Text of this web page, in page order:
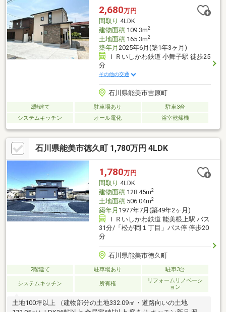
談。お気軽にお問い合わせくださいませ。
2,680万円
間取り 4LDK
建物面積109.3m2
土地面積165.3m2
築年月 2025年6月(築1年3ヶ月)
ＩＲいしかわ鉄道 小舞子駅 徒歩25
分
その他の交通
石川県能美市吉原町
2階建て 駐車場あり
駐車3台
システムキッチン
オール電化 浴室乾燥機
石川県能美市徳久町 1,780万円 4LDK
1,780万円
間取り 4LDK
建物面積128.45m2
土地面積506.04m2
築年月 1977年7月(築49年2ヶ月)
ＩＲいしかわ鉄道 能美根上駅 バス
31分/「松が岡１丁目」バス停 停歩20
分
石川県能美市徳久町
2階建て 駐車場あり 駐車3台
システムキッチン 所有権
リフォームリノベーシ
ョン
土地100坪以上 （建物部分の土地332.09㎡・道路向いの土地